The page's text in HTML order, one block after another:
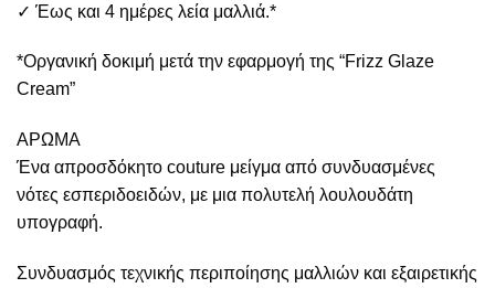
✓ Έως και 4 ημέρες λεία μαλλιά.*
*Οργανική δοκιμή μετά την εφαρμογή της “Frizz Glaze
Cream”
ΑΡΩΜΑ
Ένα απροσδόκητο couture μείγμα από συνδυασμένες
νότες εσπεριδοειδών, με μια πολυτελή λουλουδάτη
υπογραφή.
Συνδυασμός τεχνικής περιποίησης μαλλιών και εξαιρετικής